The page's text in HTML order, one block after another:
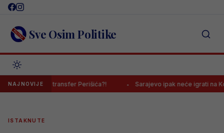
Skip
content Sve Osim Politike
NAJNOVIJE
transfer Perišića?! Sarajevo ipak neće igrati na Koševu,
ISTAKNUTE